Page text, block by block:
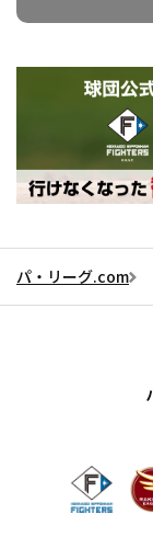
パ・リーグ.com